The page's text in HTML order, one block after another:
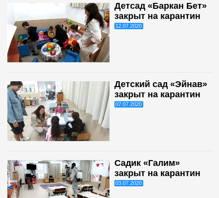
Детсад «Баркан Бет»
закрыт на карантин
12.07.2020
Детский сад «Эйнав»
закрыт на карантин
07.07.2020
Садик «Галим»
закрыт на карантин
03.07.2020